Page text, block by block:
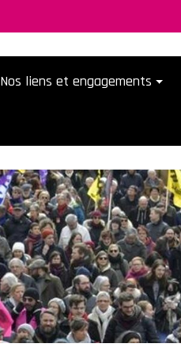
Nos liens et engagements